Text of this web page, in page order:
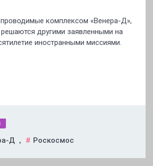
комплексом «Венера-Д»,
другими заявленными на
иностранными миссиями.
Д , Роскосмос